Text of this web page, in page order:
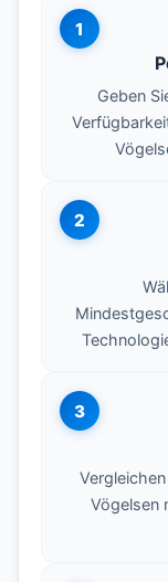
1
Geben
2
3
Vögelsen